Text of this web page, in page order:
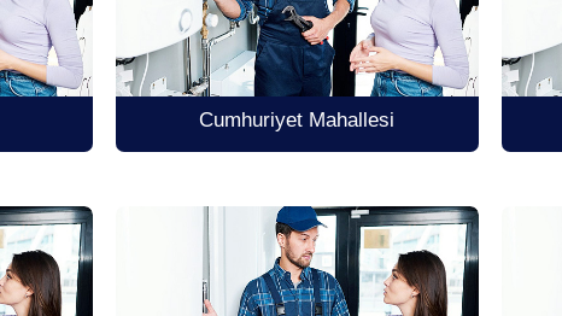
Cumhuriyet Mahallesi